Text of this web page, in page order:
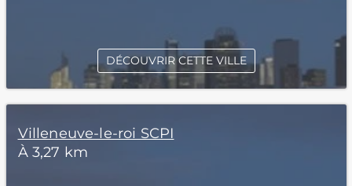
DÉCOUVRIR CETTE VILLE
Villeneuve-le-roi SCPI
À 3,27 km